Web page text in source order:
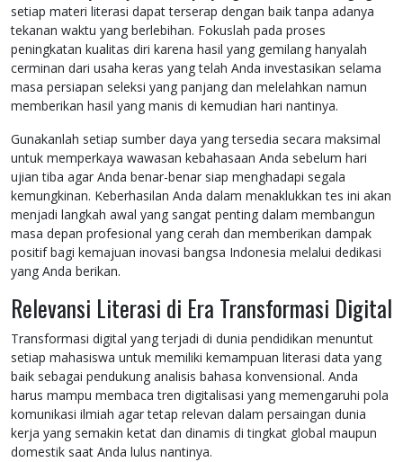
setiap materi literasi dapat terserap dengan baik tanpa adanya
tekanan waktu yang berlebihan. Fokuslah pada proses
peningkatan kualitas diri karena hasil yang gemilang hanyalah
cerminan dari usaha keras yang telah Anda investasikan selama
masa persiapan seleksi yang panjang dan melelahkan namun
memberikan hasil yang manis di kemudian hari nantinya.
Gunakanlah setiap sumber daya yang tersedia secara maksimal
untuk memperkaya wawasan kebahasaan Anda sebelum hari
ujian tiba agar Anda benar-benar siap menghadapi segala
kemungkinan. Keberhasilan Anda dalam menaklukkan tes ini akan
menjadi langkah awal yang sangat penting dalam membangun
masa depan profesional yang cerah dan memberikan dampak
positif bagi kemajuan inovasi bangsa Indonesia melalui dedikasi
yang Anda berikan.
Relevansi Literasi di Era Transformasi Digital
Transformasi digital yang terjadi di dunia pendidikan menuntut
setiap mahasiswa untuk memiliki kemampuan literasi data yang
baik sebagai pendukung analisis bahasa konvensional. Anda
harus mampu membaca tren digitalisasi yang memengaruhi pola
komunikasi ilmiah agar tetap relevan dalam persaingan dunia
kerja yang semakin ketat dan dinamis di tingkat global maupun
domestik saat Anda lulus nantinya.